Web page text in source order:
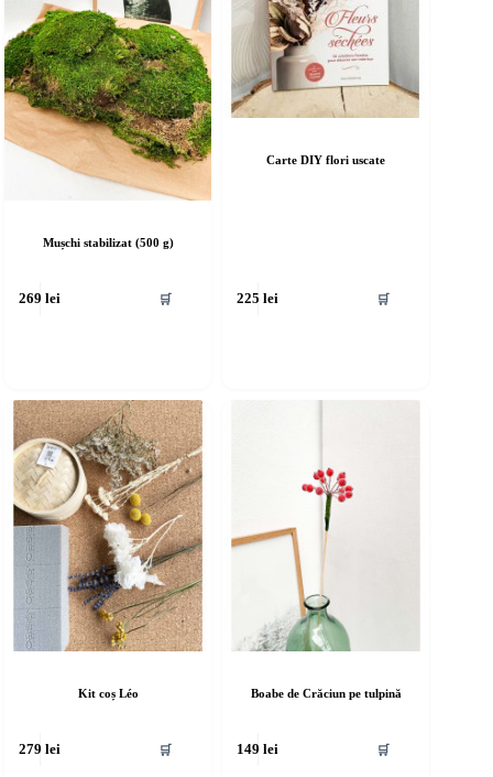
Mușchi stabilizat (500 g)
269lei 🛒
Carte DIY flori uscate
225lei 🛒
Kit coș Léo
279lei 🛒
Boabe de Crăciun pe tulpină
149lei 🛒